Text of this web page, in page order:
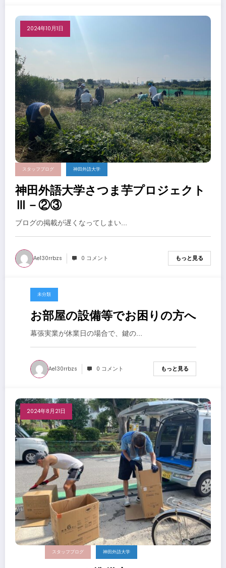
2024年10月1日
スタッフブログ 神田外語大学
神田外語大学さつま芋プロジェクト
Ⅲ－②③
ブログの掲載が遅くなってしまい…
Ae130rrbzs 0 コメント もっと見る
2024年10月1日
未分類
お部屋の設備等でお困りの方へ
幕張実業が休業日の場合で、鍵の…
Ae130rrbzs 0 コメント もっと見る
2024年8月21日
スタッフブログ 神田外語大学